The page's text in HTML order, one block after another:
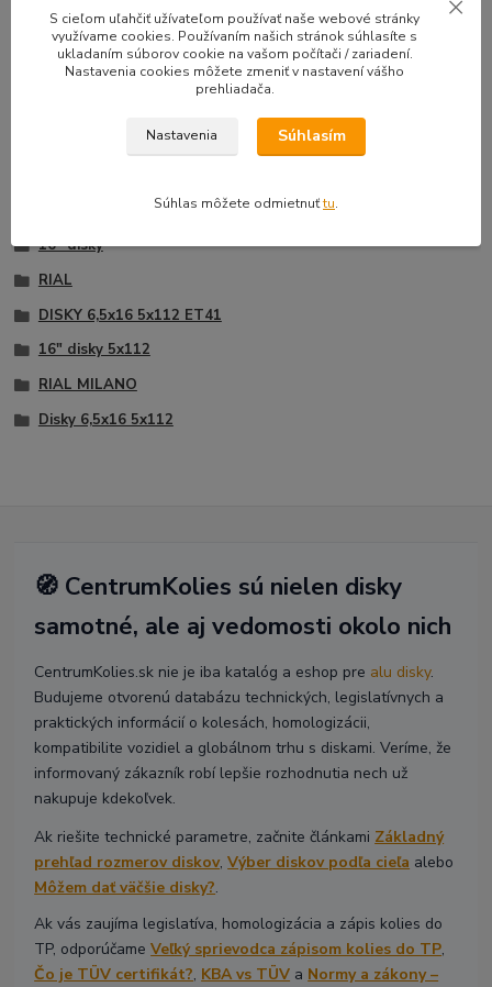
33,50 EUR/sada
27,24 EURbez DPH
Na sklade |
Doprava zadarmo
Pridať do košíka
39,90
32,44 EUR
Tovar zaradený v kategóriách
16" disky
RIAL
DISKY 6,5x16 5x112 ET41
16" disky 5x112
RIAL MILANO
Disky 6,5x16 5x112
🧭 CentrumKolies sú nielen disky
samotné, ale aj vedomosti okolo nich
CentrumKolies.sk nie je iba katalóg a eshop pre alu disky.
Budujeme otvorenú databázu technických, legislatívnych a
praktických informácií o kolesách, homologizácii,
kompatibilite vozidiel a globálnom trhu s diskami. Veríme, že
informovaný zákazník robí lepšie rozhodnutia nech už
nakupuje kdekoľvek.
Ak riešite technické parametre, začnite článkami Základný
prehľad rozmerov diskov,Výber diskov podľa cieľa alebo
Môžem dať väčšie disky?.
Ak vás zaujíma legislatíva, homologizácia a zápis kolies do
TP, odporúčameVeľký sprievodca zápisom kolies do TP,
Čo je TÜV certifikát?, KBA vs TÜV a Normy a zákony –
S cieľom uľahčiť užívateľom používať naše webové stránky
využívame cookies. Používaním našich stránok súhlasíte s
ukladaním súborov cookie na vašom počítači / zariadení.
Nastavenia cookies môžete zmeniť v nastavení vášho
prehliadača.
Nastavenia Súhlasím
Súhlas môžete odmietnuťtu.